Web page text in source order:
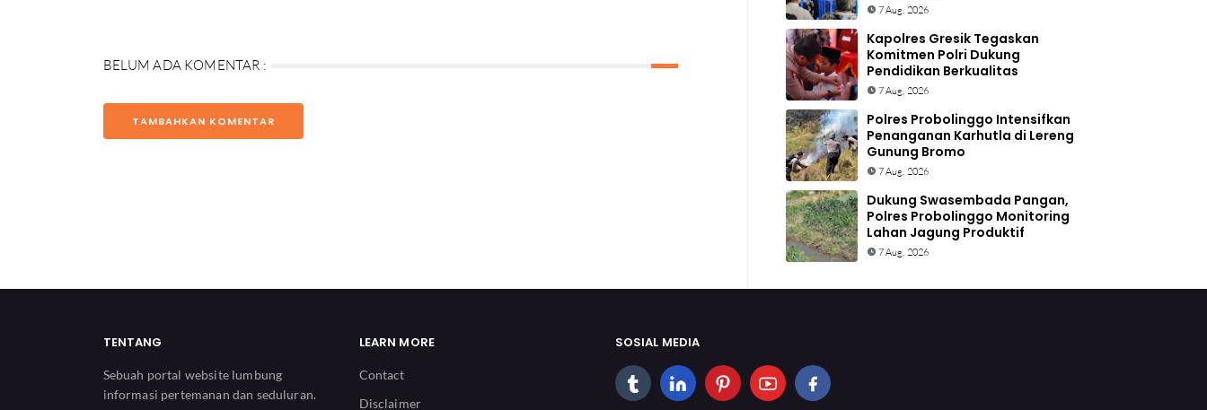
BELUM ADA KOMENTAR :
TAMBAHKAN KOMENTAR
7 Aug, 2026
Kapolres Gresik Tegaskan
Komitmen Polri Dukung
Pendidikan Berkualitas
7 Aug, 2026
Polres Probolinggo Intensifkan
Penanganan Karhutla di Lereng
Gunung Bromo
7 Aug, 2026
Dukung Swasembada Pangan,
Polres Probolinggo Monitoring
Lahan Jagung Produktif
7 Aug, 2026
TENTANG
Sebuah portal website lumbung
informasi pertemanan dan seduluran.
LEARN MORE
Contact
Disclaimer
SOSIAL MEDIA